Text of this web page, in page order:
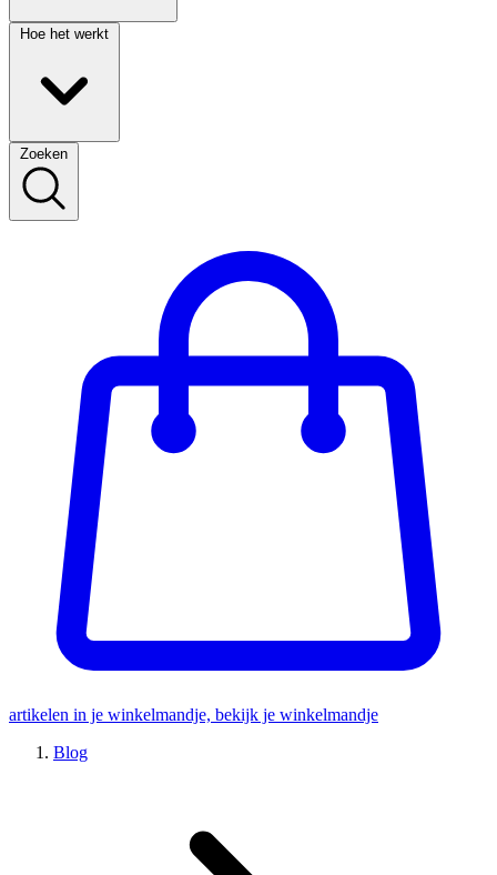
Hoe het werkt
Zoeken
artikelen in je winkelmandje, bekijk je winkelmandje
Blog